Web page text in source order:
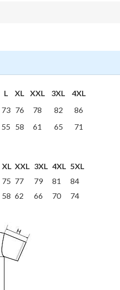
L XL XXL 3XL
4XL
73 76 78 82
86
55 58 61 65
71
XL XXL 3XL 4XL 5XL
75 77 79 81
84
58 62 66 70 74